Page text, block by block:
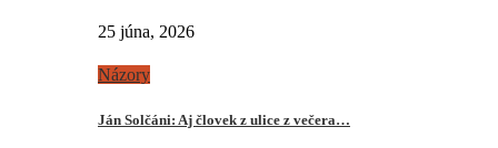
25 júna, 2026
Názory
Ján Solčáni: Aj človek z ulice z večera…